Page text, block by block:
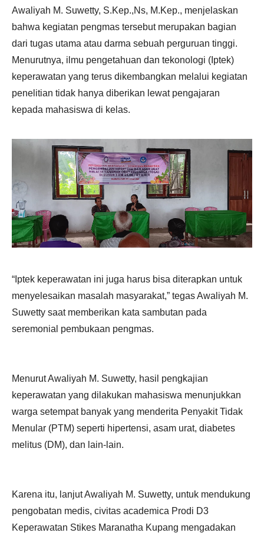
Awaliyah M. Suwetty, S.Kep.,Ns, M.Kep., menjelaskan
bahwa kegiatan pengmas tersebut merupakan bagian
dari tugas utama atau darma sebuah perguruan tinggi.
Menurutnya, ilmu pengetahuan dan tekonologi (Iptek)
keperawatan yang terus dikembangkan melalui kegiatan
penelitian tidak hanya diberikan lewat pengajaran
kepada mahasiswa di kelas.
“Iptek keperawatan ini juga harus bisa diterapkan untuk
menyelesaikan masalah masyarakat,” tegas Awaliyah M.
Suwetty saat memberikan kata sambutan pada
seremonial pembukaan pengmas.
Menurut Awaliyah M. Suwetty, hasil pengkajian
keperawatan yang dilakukan mahasiswa menunjukkan
warga setempat banyak yang menderita Penyakit Tidak
Menular (PTM) seperti hipertensi, asam urat, diabetes
melitus (DM), dan lain-lain.
Karena itu, lanjut Awaliyah M. Suwetty, untuk mendukung
pengobatan medis, civitas academica Prodi D3
Keperawatan Stikes Maranatha Kupang mengadakan